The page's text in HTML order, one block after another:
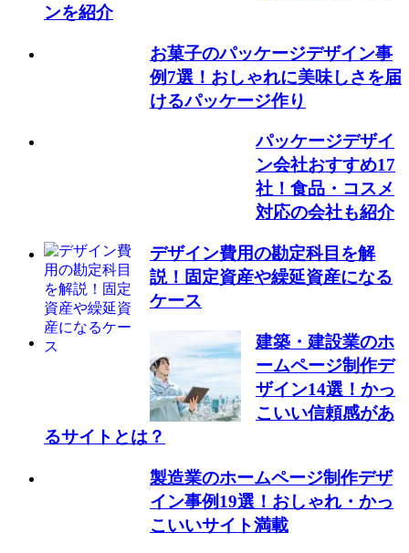
ンを紹介
お菓子のパッケージデザイン事
例7選！おしゃれに美味しさを届
けるパッケージ作り
パッケージデザイ
ン会社おすすめ17
社！食品・コスメ
対応の会社も紹介
デザイン費用の勘定科目を解
説！固定資産や繰延資産になる
ケース
建築・建設業のホ
ームページ制作デ
ザイン14選！かっ
こいい信頼感があ
るサイトとは？
製造業のホームページ制作デザ
イン事例19選！おしゃれ・かっ
こいいサイト満載